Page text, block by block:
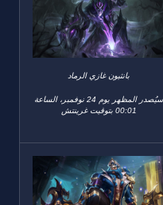
بانثيون غازي الرماد
سيُصدر المظهر يوم 24 نوفمبر، الساعة
00:01 بتوقيت غرينتش